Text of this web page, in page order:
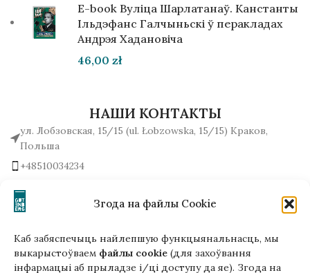
Згода на файлы Cookie
Каб забяспечыць найлепшую функцыянальнасць, мы
выкарыстоўваем файлы cookie (для захоўвання
інфармацыі аб прыладзе і/ці доступу да яе). Згода на
E-book Вуліца Шарлатанаў. Канстанты
Ільдэфанс Галчыньскі ў перакладах
Андрэя Хадановіча
46,00 zł
НАШИ КОНТАКТЫ
ул. Лобзовская, 15/15 (ul. Łobzowska, 15/15) Краков,
Польша
+48510034234
Написать нам!